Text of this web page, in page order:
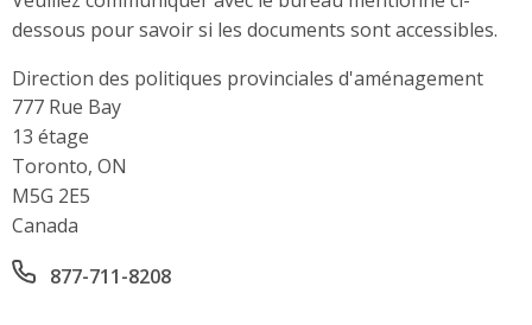
dessous pour savoir si les documents sont accessibles.
Direction des politiques provinciales d'aménagement
Address
777 Rue Bay
13 étage
Toronto, ON
M5G 2E5
Canada
Office phone number
877-711-8208